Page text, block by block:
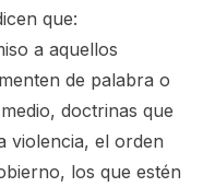
que:
a aquellos
de palabra o
doctrinas que
violencia, el orden
los que estén